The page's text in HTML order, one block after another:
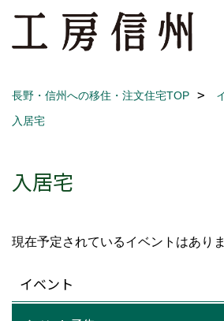
長野・信州への移住・注文住宅TOP
入居宅
入居宅
現在予定されているイベントはありま
イベント